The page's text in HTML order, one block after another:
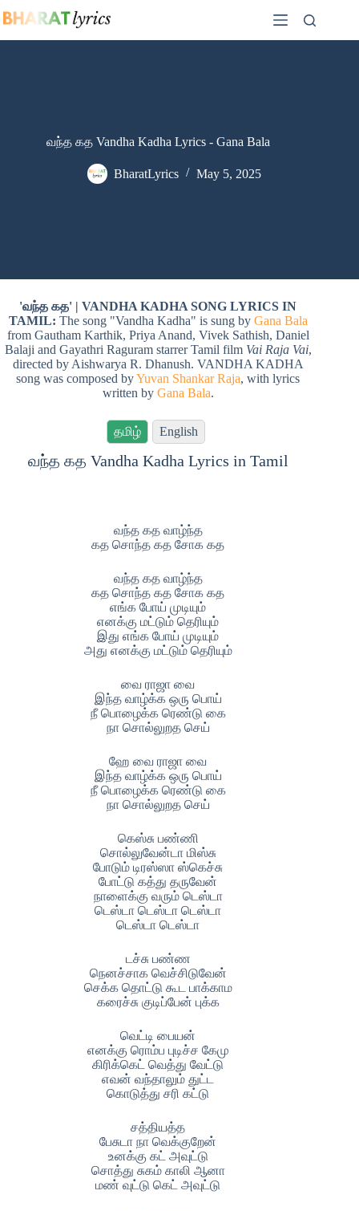
to
வந்த கத Vandha Kadha Lyrics - Gana Bala
BharatLyrics May 5, 2025
'வந்த கத' | VANDHA KADHA SONG LYRICS IN
TAMIL: The song "Vandha Kadha" is sung by Gana Bala
from Gautham Karthik, Priya Anand, Vivek Sathish, Daniel
Balaji and Gayathri Raguram starrer Tamil film Vai Raja Vai,
directed by Aishwarya R. Dhanush. VANDHA KADHA
song was composed byYuvan Shankar Raja, with lyrics
written by Gana Bala.
தமிழ் English
வந்த கத Vandha Kadha Lyrics in Tamil
வந்த கத வாழ்ந்த
கத சொந்த கத சோக கத
வந்த கத வாழ்ந்த
கத சொந்த கத சோக கத
எங்க போய் முடியும்
எனக்கு மட்டும் தெரியும்
இது எங்க போய் முடியும்
அது எனக்கு மட்டும் தெரியும்
வை ராஜா வை
இந்த வாழ்க்க ஒரு பொய்
நீ பொழைக்க ரெண்டு கை
நா சொல்லுறத செய்
ஹே வை ராஜா வை
இந்த வாழ்க்க ஒரு பொய்
நீ பொழைக்க ரெண்டு கை
நா சொல்லுறத செய்
கெஸ்சு பண்ணி
சொல்லுவேன்டா மிஸ்சு
போடும் டிரஸ்ஸா ஸ்கெச்சு
போட்டு கத்து தருவேன்
நாளைக்கு வரும் டெஸ்டா
டெஸ்டா டெஸ்டா டெஸ்டா
டெஸ்டா டெஸ்டா
டச்சு பண்ண
நெனச்சாக வெச்சிடுவேன்
செக்க தொட்டு கூட பாக்காம
கரைச்சு குடிப்பேன் புக்க
வெட்டி பையன்
எனக்கு ரொம்ப புடிச்ச கேமு
கிரிக்கெட் வெத்து வேட்டு
எவன் வந்தாலும் துட்ட
கொடுத்து சரி கட்டு
சத்தியத்த
பேசுடா நா வெக்குறேன்
உனக்கு கட் அவுட்டு
சொத்து சுகம் காலி ஆனா
மண் வுட்டு கெட் அவுட்டு